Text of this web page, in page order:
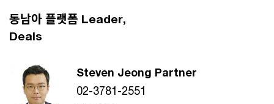
동남아 플랫폼 Leader,
Deals
Steven Jeong Partner
02-3781-2551